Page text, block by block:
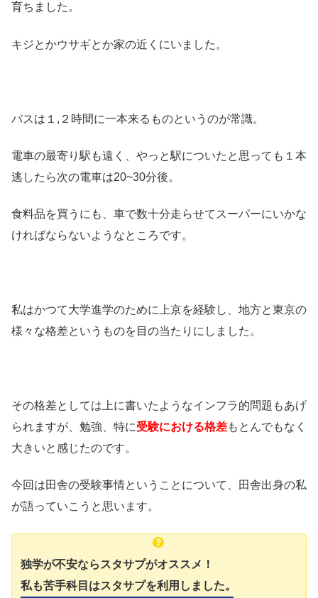
育ちました。
キジとかウサギとか家の近くにいました。
バスは１,２時間に一本来るものというのが常識。
電車の最寄り駅も遠く、やっと駅についたと思っても１本
逃したら次の電車は20~30分後。
食料品を買うにも、車で数十分走らせてスーパーにいかな
ければならないようなところです。
私はかつて大学進学のために上京を経験し、地方と東京の
様々な格差というものを目の当たりにしました。
その格差としては上に書いたようなインフラ的問題もあげ
られますが、勉強、特に受験における格差もとんでもなく
大きいと感じたのです。
今回は田舎の受験事情ということについて、田舎出身の私
が語っていこうと思います。
独学が不安ならスタサプがオススメ！
私も苦手科目はスタサプを利用しました。